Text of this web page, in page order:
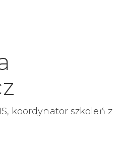
koordynator szkoleń z